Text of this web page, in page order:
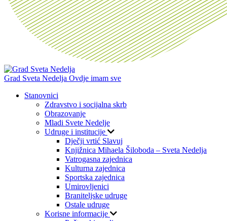
Grad Sveta Nedelja Ovdje imam sve
Stanovnici
Zdravstvo i socijalna skrb
Obrazovanje
Mladi Svete Nedelje
Udruge i institucije
Dječji vrtić Slavuj
Knjižnica Mihaela Šiloboda – Sveta Nedelja
Vatrogasna zajednica
Kulturna zajednica
Sportska zajednica
Umirovljenici
Braniteljske udruge
Ostale udruge
Korisne informacije